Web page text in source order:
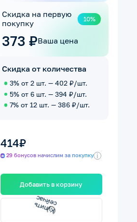
Скидка на первую
покупку
10%
373 ₽Ваша цена
Скидка от количества
3% от 2 шт. — 402 ₽/шт.
5% от 6 шт. — 394 ₽/шт.
7% от 12 шт. — 386 ₽/шт.
414₽
29 бонусов начислим за покупку i
Добавить в корзину
К
у
п
и
т
ь
с
е
й
ч
ас